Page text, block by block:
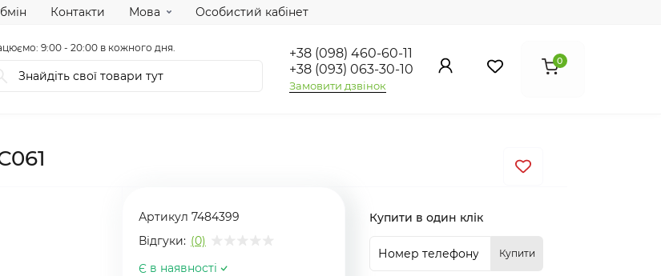
Контакти Мова Особистий кабінет
9:00 - 20:00 в кожного дня.
+38 (098) 460-60-11
+38 (093) 063-30-10
Замовити дзвінок
0
Артикул 7484399
Відгуки: (0)
Є в наявності
Купити в один клік
Купити